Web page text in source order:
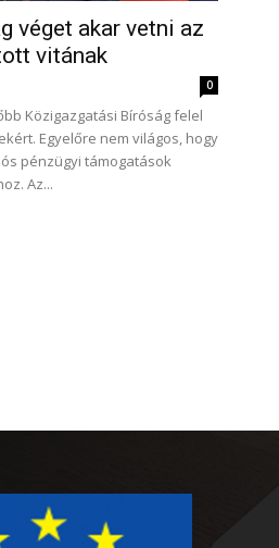
véget akar vetni az
vitának
0
Közigazgatási Bíróság felel
Egyelőre nem világos, hogy
pénzügyi támogatások
Az...